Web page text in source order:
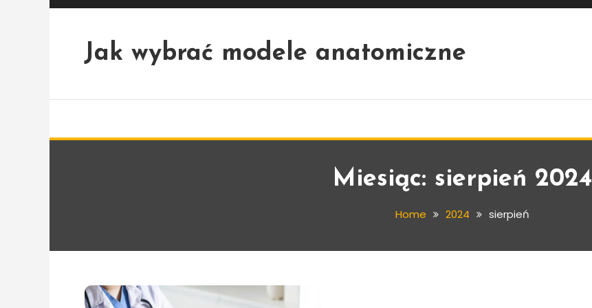
Skip
ContentJak wybrać modele anatomiczne
Miesiąc: sierpień 2024
Home 2024 sierpień